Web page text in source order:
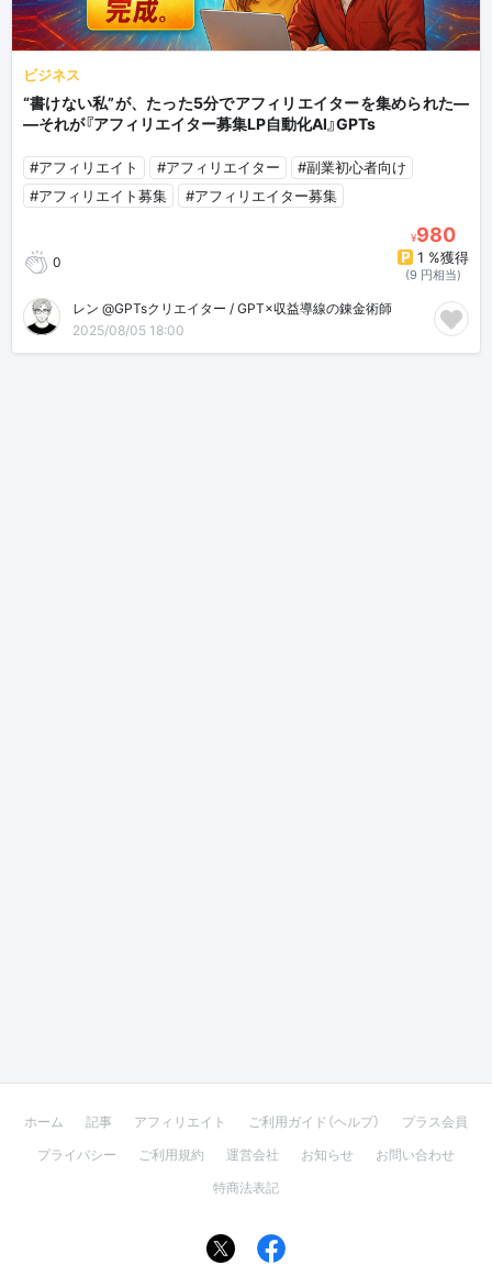
ビジネス
“書けない私”が、たった5分でアフィリエイターを集められた―
―それが『アフィリエイター募集LP自動化AI』GPTs
#アフィリエイト #アフィリエイター
#副業初心者向け
#アフィリエイト募集
#アフィリエイター募集
0
¥980
1 %獲得
(9 円相当)
レン @GPTsクリエイター / GPT×収益導線の錬金術師
2025/08/05 18:00
ホーム 記事 アフィリエイト ご利用ガイド（ヘルプ）
プラス会員
プライバシー
ご利用規約 運営会社 お知らせ
お問い合わせ
特商法表記